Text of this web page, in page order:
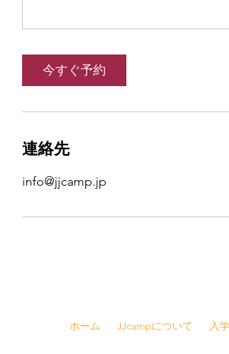
今すぐ予約
連絡先
info@jjcamp.jp
ホーム JJcampについて 入